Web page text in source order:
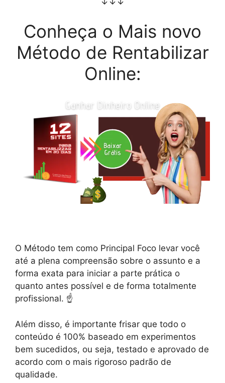
Conheça o Mais novo
Método de Rentabilizar
Online:
O Método tem como Principal Foco levar você
até a plena compreensão sobre o assunto e a
forma exata para iniciar a parte prática o
quanto antes possível e de forma totalmente
profissional. ☝️
Além disso, é importante frisar que todo o
conteúdo é 100% baseado em experimentos
bem sucedidos, ou seja, testado e aprovado de
acordo com o mais rigoroso padrão de
qualidade.